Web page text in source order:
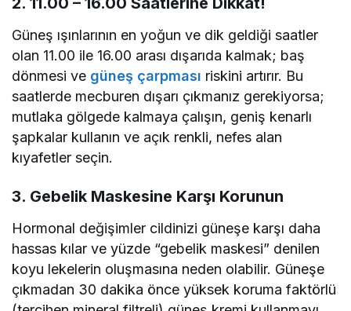
Güneş ışınlarının en yoğun ve dik geldiği saatler
olan 11.00 ile 16.00 arası dışarıda kalmak; baş
dönmesi ve güneş çarpması riskini artırır. Bu
saatlerde mecburen dışarı çıkmanız gerekiyorsa;
mutlaka gölgede kalmaya çalışın, geniş kenarlı
şapkalar kullanın ve açık renkli, nefes alan
kıyafetler seçin.
3. Gebelik Maskesine Karşı Korunun
Hormonal değişimler cildinizi güneşe karşı daha
hassas kılar ve yüzde “gebelik maskesi” denilen
koyu lekelerin oluşmasına neden olabilir. Güneşe
çıkmadan 30 dakika önce yüksek koruma faktörlü